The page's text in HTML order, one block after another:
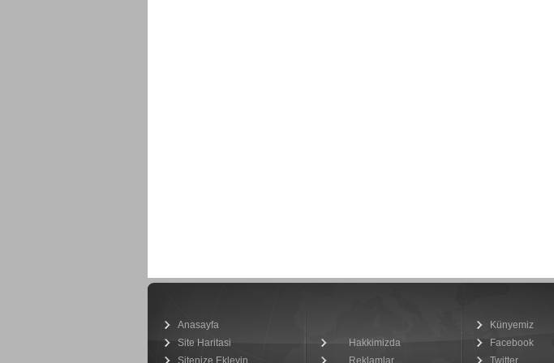
Anasayfa
Site Haritasi
Sitenize Ekleyin
Hakkimizda
Reklamlar
Künyemiz
Facebook
Twitter